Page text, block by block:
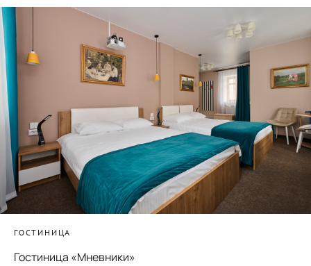
ГОСТИНИЦА
Гостиница «Мневники»